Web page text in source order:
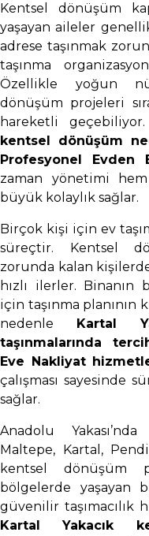
Kentsel dönüşüm
yaşayan aileler
adrese taşınmak
taşınma
Özellikle yoğun
dönüşüm projeleri
hareketli
kentsel dönüşüm
Profesyonel Evden
zaman yönetimi
büyük kolaylık sağlar.
Birçok kişi için ev
süreçtir. Kentsel
zorunda kalan
hızlı ilerler. Binanın
için taşınma planının
nedenle
Kartal
taşınmalarında
Eve Nakliyat
çalışması sayesinde
sağlar.
Anadolu
Maltepe, Kartal,
kentsel dönüşüm
bölgelerde yaşayan
güvenilir taşımacılık
Kartal Yakacık